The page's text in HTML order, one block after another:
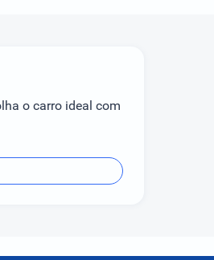
o carro ideal com